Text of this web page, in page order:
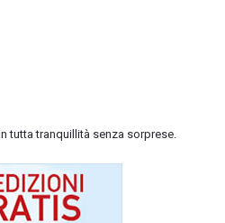
tutta tranquillità senza sorprese.